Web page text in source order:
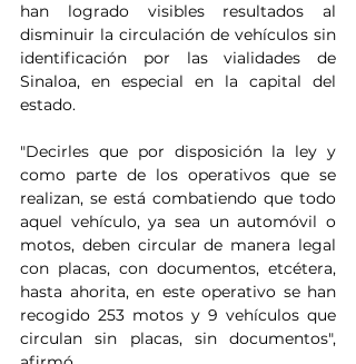
han logrado visibles resultados al
disminuir la circulación de vehículos sin
identificación por las vialidades de
Sinaloa, en especial en la capital del
estado.
"Decirles que por disposición la ley y
como parte de los operativos que se
realizan, se está combatiendo que todo
aquel vehículo, ya sea un automóvil o
motos, deben circular de manera legal
con placas, con documentos, etcétera,
hasta ahorita, en este operativo se han
recogido 253 motos y 9 vehículos que
circulan sin placas, sin documentos",